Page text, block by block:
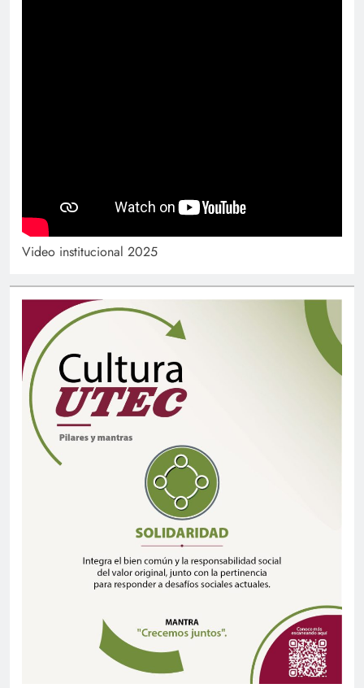
Video institucional 2025